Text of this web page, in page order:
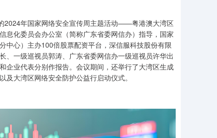
年国家网络安全宣传周主题活动——粤港澳大湾区
息化委员会办公室（简称广东省委网信办）指导，国家
中心）主办100倍股票配资平台，深信服科技股份有限
、一级巡视员郭涛、广东省委网信办一级巡视员许华出
企业代表分别作报告。会议期间，还举行了大湾区生成
大湾区网络安全防护公益行启动仪式。